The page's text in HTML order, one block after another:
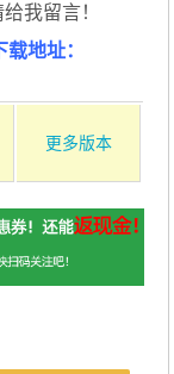
我留言！
地址：
更多版本